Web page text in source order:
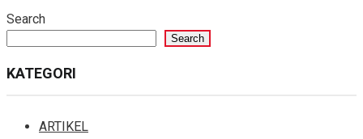
Search
Search
KATEGORI
ARTIKEL